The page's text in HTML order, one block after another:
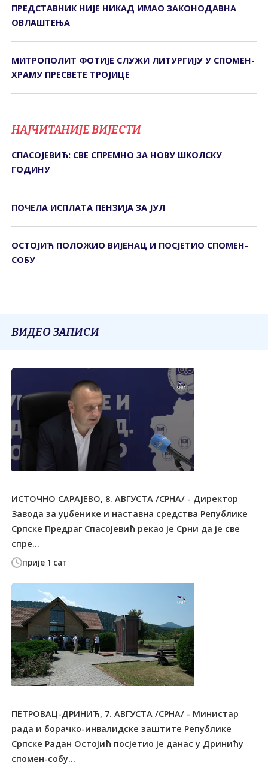
ПРЕДСТАВНИК НИЈЕ НИКАД ИМАО ЗАКОНОДАВНА
ОВЛАШТЕЊА
МИТРОПОЛИТ ФОТИЈЕ СЛУЖИ ЛИТУРГИЈУ У СПОМЕН-
ХРАМУ ПРЕСВЕТЕ ТРОЈИЦЕ
НАЈЧИТАНИЈЕ ВИЈЕСТИ
СПАСОЈЕВИЋ: СВЕ СПРЕМНО ЗА НОВУ ШКОЛСКУ
ГОДИНУ
ПОЧЕЛА ИСПЛАТА ПЕНЗИЈА ЗА ЈУЛ
ОСТОЈИЋ ПОЛОЖИО ВИЈЕНАЦ И ПОСЈЕТИО СПОМЕН-
СОБУ
ВИДЕО ЗАПИСИ
прије 1 сат
ИСТОЧНО САРАЈЕВО, 8. АВГУСТА /СРНА/ - Директор
Завода за уџбенике и наставна средства Републике
Српске Предраг Спасојевић рекао је Срни да је све
спре...
ПЕТРОВАЦ-ДРИНИЋ, 7. АВГУСТА /СРНА/ - Министар
рада и борачко-инвалидске заштите Републике
Српске Радан Остојић посјетио је данас у Дринићу
спомен-собу...